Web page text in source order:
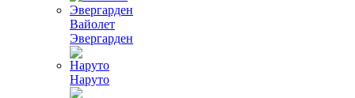
Вайолет
Эвергарден
Наруто